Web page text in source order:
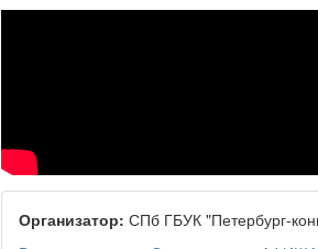
Организатор: СПб ГБУК "Петербург-